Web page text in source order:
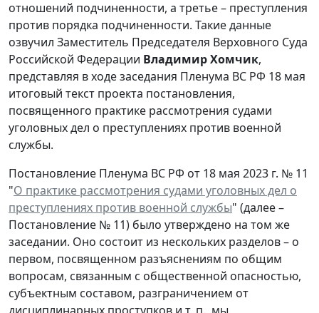
отношений подчиненности, а третье – преступления
против порядка подчиненности. Такие данные
озвучил Заместитель Председателя Верховного Суда
Российской Федерации Владимир Хомчик,
представляя в ходе заседания Пленума ВС РФ 18 мая
итоговый текст проекта постановления,
посвященного практике рассмотрения судами
уголовных дел о преступлениях против военной
службы.
Постановление Пленума ВС РФ от 18 мая 2023 г. № 11
"О практике рассмотрения судами уголовных дел о
преступлениях против военной службы" (далее –
Постановление № 11) было утверждено на том же
заседании. Оно состоит из нескольких разделов – о
первом, посвященном разъяснениям по общим
вопросам, связанным с общественной опасностью,
субъектным составом, разграничением от